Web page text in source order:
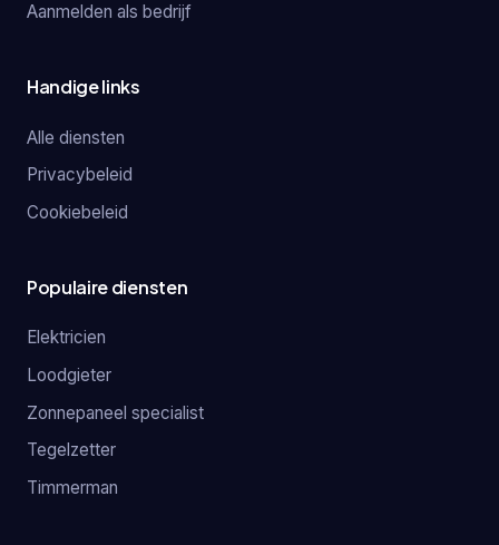
Aanmelden als bedrijf
Handige links
Alle diensten
Privacybeleid
Cookiebeleid
Populaire diensten
Elektricien
Loodgieter
Zonnepaneel specialist
Tegelzetter
Timmerman